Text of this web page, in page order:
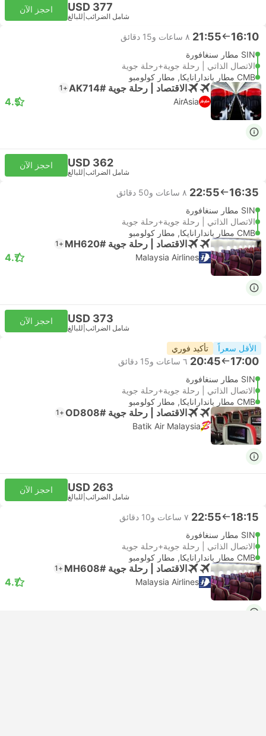
USD 377
شامل الضرائب للبالغ
احجز الآن
16:10
21:55 ٨ ساعات و‫15 دقائق
SIN مطار سنغافورة
الاتصال الذاتي | رحلة جوية+رحلة جوية
CMB مطار باندارانايكا, مطار كولومبو
الاقتصاد | رحلة جوية #AK714 +1
AirAsia
4.5
USD 362
شامل الضرائب للبالغ
احجز الآن
16:35
22:55 ٨ ساعات و‫50 دقائق
SIN مطار سنغافورة
الاتصال الذاتي | رحلة جوية+رحلة جوية
CMB مطار باندارانايكا, مطار كولومبو
الاقتصاد | رحلة جوية #MH620 +1
Malaysia Airlines
4.7
USD 373
شامل الضرائب للبالغ
احجز الآن
الأقل سعراً تأكيد فوري
17:00
20:45 ٦ ساعات و‫15 دقائق
SIN مطار سنغافورة
الاتصال الذاتي | رحلة جوية+رحلة جوية
CMB مطار باندارانايكا, مطار كولومبو
الاقتصاد | رحلة جوية #OD808 +1
Batik Air Malaysia
USD 263
شامل الضرائب للبالغ
احجز الآن
18:15
22:55 ٧ ساعات و‫10 دقائق
SIN مطار سنغافورة
الاتصال الذاتي | رحلة جوية+رحلة جوية
CMB مطار باندارانايكا, مطار كولومبو
الاقتصاد | رحلة جوية #MH608 +1
Malaysia Airlines
4.7